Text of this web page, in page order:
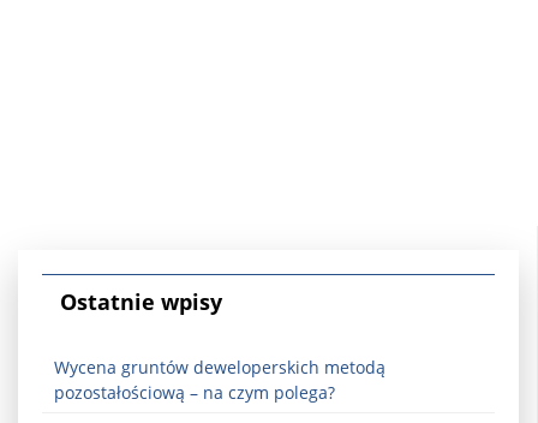
Ostatnie wpisy
Wycena gruntów deweloperskich metodą
pozostałościową – na czym polega?